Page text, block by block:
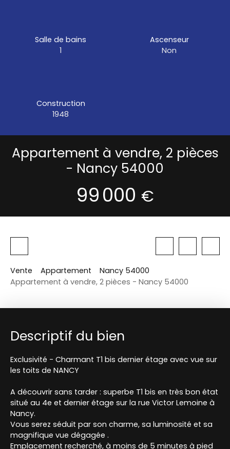
Salle de bains
1
Ascenseur
Non
Construction
1948
Appartement à vendre, 2 pièces
- Nancy 54000
99 000 €
Vente Appartement
Nancy 54000
Appartement à vendre, 2 pièces - Nancy 54000
Descriptif du bien
Exclusivité - Charmant T1 bis dernier étage avec vue sur
les toits de NANCY
A découvrir sans tarder : superbe T1 bis en très bon état
situé au 4e et dernier étage sur la rue Victor Lemoine à
Nancy.
Vous serez séduit par son charme, sa luminosité et sa
magnifique vue dégagée .
Emplacement recherché, à moins de 5 minutes à pied